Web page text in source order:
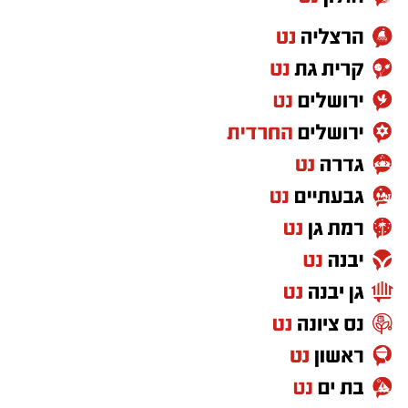
במוזיאון מציינים כי הם מחפשים מועמד או מועמדת
בעלי "ראש מלא ברעיונות", שיצטרפו להובלת
הפעילות החינוכית והקהילתית של אחד ממוסדות
התרבות הבולטים בעיר.
לפרטים המלאים ולהגשת מועמדות ניתן להיכנס